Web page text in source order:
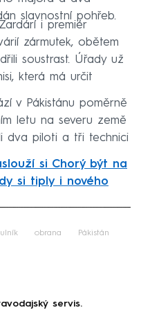
slavnostní pohřeb.
i premiér
zármutek, obětem
soustrast. Úřady už
která má určit
v Pákistánu poměrně
letu na severu země
dva piloti a tři technici
si Chorý být na
si tiply i nového
obrana Pákistán
servis.